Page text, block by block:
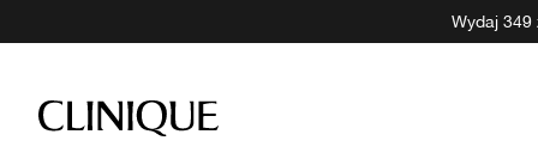
Wydaj 349